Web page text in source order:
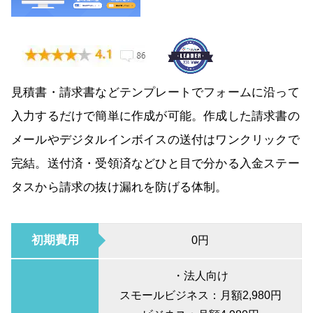
見積書・請求書などテンプレートでフォームに沿って
入力するだけで簡単に作成が可能。作成した請求書の
メールやデジタルインボイスの送付はワンクリックで
完結。送付済・受領済などひと目で分かる入金ステー
タスから請求の抜け漏れを防げる体制。
初期費用 0円
・法人向け
スモールビジネス：月額2,980円